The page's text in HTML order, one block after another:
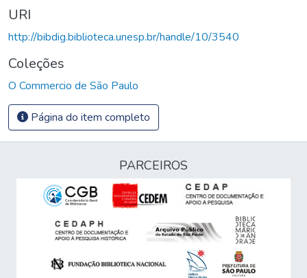
URI
http://bibdig.biblioteca.unesp.br/handle/10/3540
Coleções
O Commercio de São Paulo
Página do item completo
PARCEIROS